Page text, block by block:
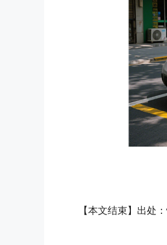
【本文结束】出处